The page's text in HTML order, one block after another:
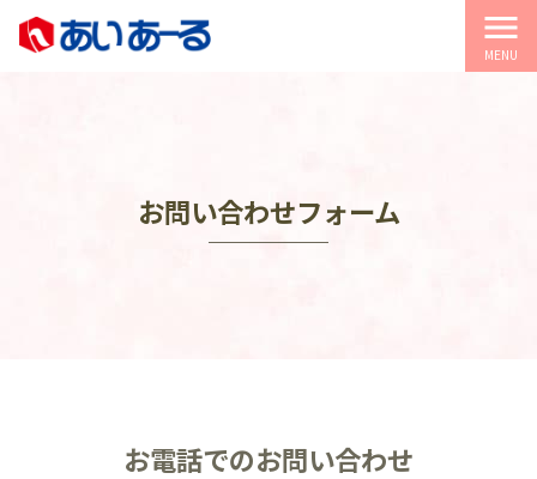
menu
MENU
お問い合わせフォーム
お電話でのお問い合わせ